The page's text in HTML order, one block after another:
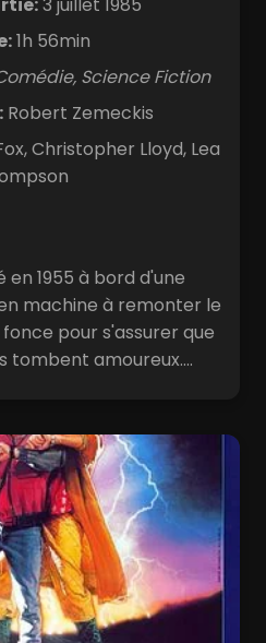
3 juillet 1985
1h 56min
Science Fiction
Robert Zemeckis
Christopher Lloyd, Lea
1955 à bord d'une
machine à remonter le
pour s'assurer que
tombent amoureux....